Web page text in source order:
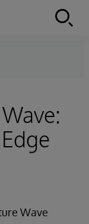
Wave